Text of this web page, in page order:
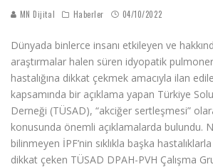
MN Dijital Haberler 04/10/2022
Dünyada binlerce insanı etkileyen ve
araştırmalar halen süren idyopatik
hastalığına dikkat çekmek amacıyla ilan
kapsamında bir açıklama yapan Türkiye
Derneği (TÜSAD), “akciğer sertleşmesi”
konusunda önemli açıklamalarda bulundu.
bilinmeyen İPF’nin sıklıkla başka hastalıklarla
dikkat çeken TÜSAD DPAH-PVH Çalışma